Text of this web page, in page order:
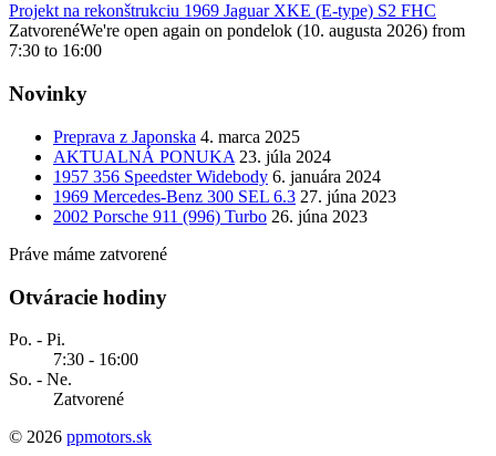
Projekt na rekonštrukciu 1969 Jaguar XKE (E-type) S2 FHC
ZatvorenéWe're open again on pondelok (10. augusta 2026) from
7:30 to 16:00
Novinky
Preprava z Japonska 4. marca 2025
AKTUALNÁ PONUKA 23. júla 2024
1957 356 Speedster Widebody 6. januára 2024
1969 Mercedes-Benz 300 SEL 6.3 27. júna 2023
2002 Porsche 911 (996) Turbo 26. júna 2023
Práve máme zatvorené
Otváracie hodiny
Po. - Pi.
7:30 - 16:00
So. - Ne.
Zatvorené
© 2026 ppmotors.sk